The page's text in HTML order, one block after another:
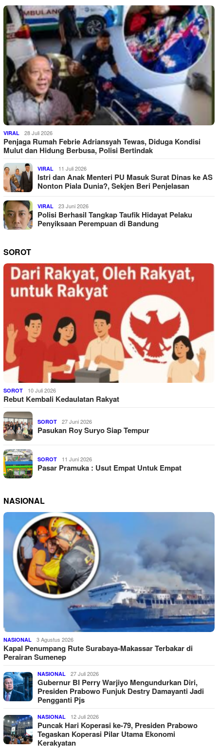
VIRAL 28 Juli 2026
Penjaga Rumah Febrie Adriansyah Tewas, Diduga Kondisi
Mulut dan Hidung Berbusa, Polisi Bertindak
VIRAL 11 Juli 2026
Istri dan Anak Menteri PU Masuk Surat Dinas ke AS
Nonton Piala Dunia?, Sekjen Beri Penjelasan
VIRAL 23 Juni 2026
Polisi Berhasil Tangkap Taufik Hidayat Pelaku
Penyiksaan Perempuan di Bandung
SOROT
SOROT 10 Juli 2026
Rebut Kembali Kedaulatan Rakyat
SOROT 27 Juni 2026
Pasukan Roy Suryo Siap Tempur
SOROT 11 Juni 2026
Pasar Pramuka : Usut Empat Untuk Empat
NASIONAL
NASIONAL 3 Agustus 2026
Kapal Penumpang Rute Surabaya-Makassar Terbakar di
Perairan Sumenep
NASIONAL 27 Juli 2026
Gubernur BI Perry Warjiyo Mengundurkan Diri,
Presiden Prabowo Funjuk Destry Damayanti Jadi
Pengganti Pjs
NASIONAL 12 Juli 2026
Puncak Hari Koperasi ke-79, Presiden Prabowo
Tegaskan Koperasi Pilar Utama Ekonomi
Kerakyatan